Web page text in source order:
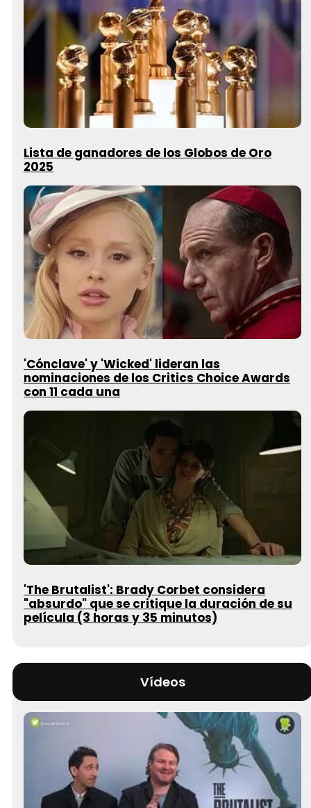
Lista de ganadores de los Globos de Oro
2025
'Cónclave' y 'Wicked' lideran las
nominaciones de los Critics Choice Awards
con 11 cada una
'The Brutalist': Brady Corbet considera
"absurdo" que se critique la duración de su
película (3 horas y 35 minutos)
Vídeos